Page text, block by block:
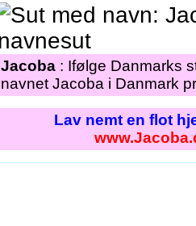
Jacoba : Ifølge Danmarks
navnet Jacoba i Danmark
Lav nemt en flot